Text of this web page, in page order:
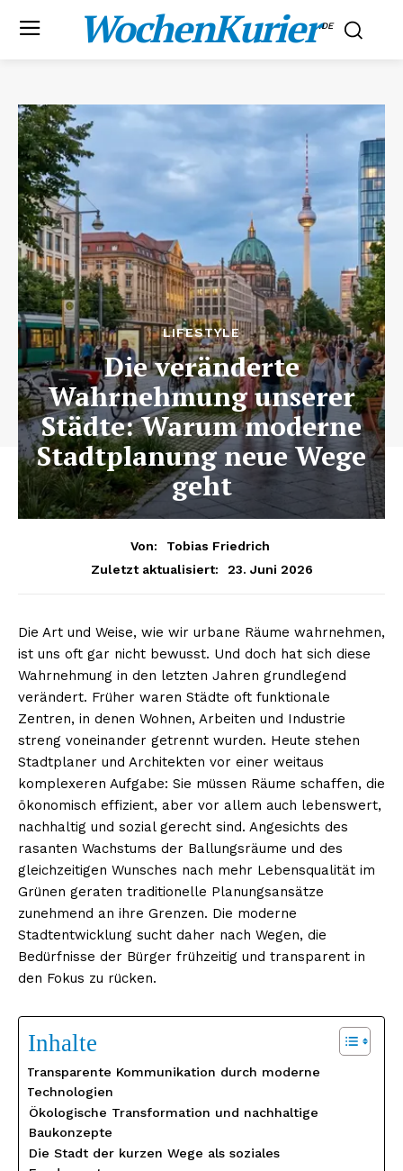
WochenKurier.DE
LIFESTYLE
Die veränderte
Wahrnehmung unserer
Städte: Warum moderne
Stadtplanung neue Wege
geht
Von:
Tobias Friedrich
Zuletzt aktualisiert:
23. Juni 2026
Die Art und Weise, wie wir urbane Räume wahrnehmen,
ist uns oft gar nicht bewusst. Und doch hat sich diese
Wahrnehmung in den letzten Jahren grundlegend
verändert. Früher waren Städte oft funktionale
Zentren, in denen Wohnen, Arbeiten und Industrie
streng voneinander getrennt wurden. Heute stehen
Stadtplaner und Architekten vor einer weitaus
komplexeren Aufgabe: Sie müssen Räume schaffen, die
ökonomisch effizient, aber vor allem auch lebenswert,
nachhaltig und sozial gerecht sind. Angesichts des
rasanten Wachstums der Ballungsräume und des
gleichzeitigen Wunsches nach mehr Lebensqualität im
Grünen geraten traditionelle Planungsansätze
zunehmend an ihre Grenzen. Die moderne
Stadtentwicklung sucht daher nach Wegen, die
Bedürfnisse der Bürger frühzeitig und transparent in
den Fokus zu rücken.
Inhalte
Transparente Kommunikation durch moderne
Technologien
Ökologische Transformation und nachhaltige
Baukonzepte
Die Stadt der kurzen Wege als soziales